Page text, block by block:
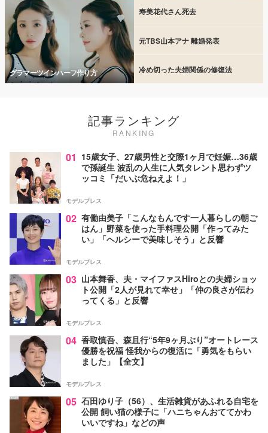
グラマーツインハーフ作り方
寿美花代さん死去
元TBS山本アナ 離婚発表
冷め切った夫婦関係の修復法
記事ランキング
RANKING
01 15歳女子、27歳男性と交際1ヶ月で妊娠…36歳
で孫誕生 波乱の人生に人気タレント思わずツ
ッコミ「だいぶ危ねえよ！」
モデルプレス
02 有働由美子「こんなもんです一人暮らしの朝ご
はん」野菜を使った手料理公開「作ってみた
い」「ヘルシーで美味しそう」と反響
モデルプレス
03 山本舞香、夫・マイファスHiroとの夫婦ショッ
ト公開「2人が見れて幸せ」「仲の良さが伝わ
ってくる」と反響
モデルプレス
04 香取慎吾、森且行“5年9ヶ月ぶり”オートレース
優勝を祝福 怪我からの復活に「勇気をもらい
ました」【全文】
モデルプレス
05 石田ゆり子（56）、生活雑貨があふれる自宅を
公開 飼い猫の様子に「ハニちゃんおててかわ
いいですね」などの声